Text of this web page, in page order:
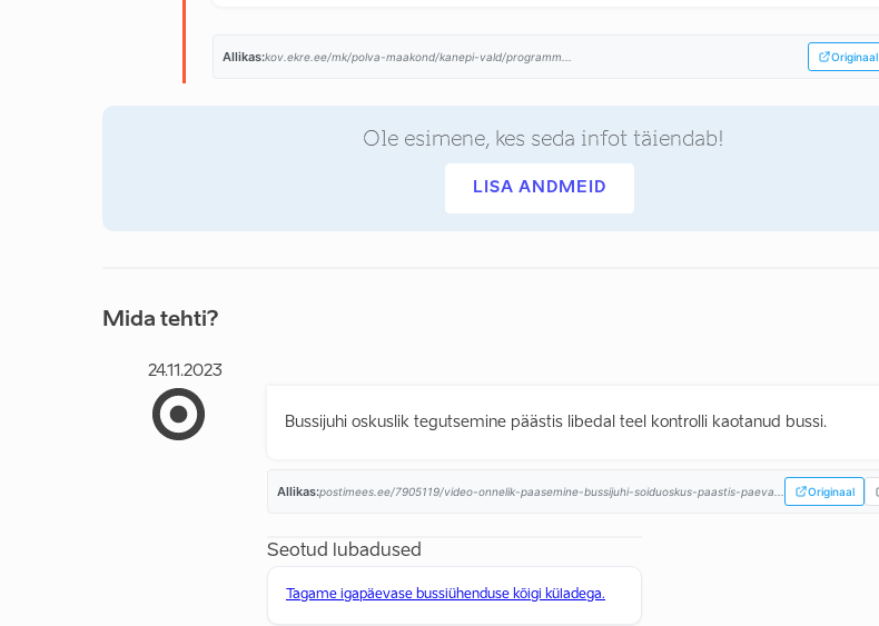
Allikas:kov.ekre.ee/mk/polva-maakond/kanepi-vald/programm... Originaal
Ole esimene, kes seda infot täiendab!
LISA ANDMEID
Mida tehti?
24.11.2023
Bussijuhi oskuslik tegutsemine päästis libedal teel kontrolli kaotanud bussi.
Allikas:postimees.ee/7905119/video-onnelik-paasemine-bussijuhi-soiduoskus-paastis-paeva... Originaal
Seotud lubadused
Tagame igapäevase bussiühenduse kõigi küladega.